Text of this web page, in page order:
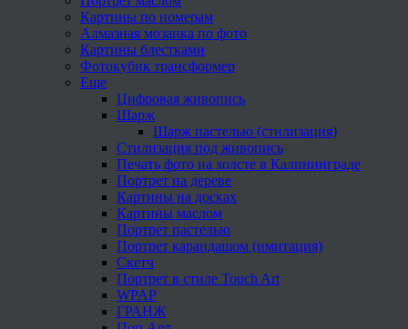
Картины по номерам
Алмазная мозаика по фото
Картины блестками
Фотокубик трансформер
Еще
Цифровая живопись
Шарж
Шарж пастелью (стилизация)
Стилизация под живопись
Печать фото на холсте в Калининграде
Портрет на дереве
Картины на досках
Картины маслом
Портрет пастелью
Портрет карандашом (имитация)
Скетч
Портрет в стиле Touch Art
WPAP
ГРАНЖ